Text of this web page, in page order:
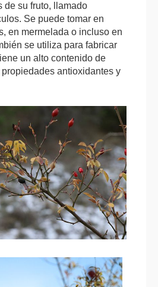
de su fruto, llamado
Se puede tomar en
en mermelada o incluso en
se utiliza para fabricar
un alto contenido de
antioxidantes y